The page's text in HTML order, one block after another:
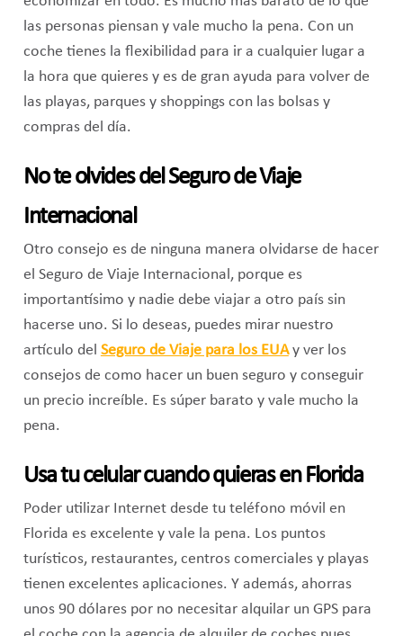
las personas piensan y vale mucho la pena. Con un
coche tienes la flexibilidad para ir a cualquier lugar a
la hora que quieres y es de gran ayuda para volver de
las playas, parques y shoppings con las bolsas y
compras del día.
No te olvides del Seguro de Viaje
Internacional
Otro consejo es de ninguna manera olvidarse de hacer
el Seguro de Viaje Internacional, porque es
importantísimo y nadie debe viajar a otro país sin
hacerse uno. Si lo deseas, puedes mirar nuestro
artículo del Seguro de Viaje para los EUAy ver los
consejos de como hacer un buen seguro y conseguir
un precio increíble. Es súper barato y vale mucho la
pena.
Usa tu celular cuando quieras en Florida
Poder utilizar Internet desde tu teléfono móvil en
Florida es excelente y vale la pena. Los puntos
turísticos, restaurantes, centros comerciales y playas
tienen excelentes aplicaciones. Y además, ahorras
unos 90 dólares por no necesitar alquilar un GPS para